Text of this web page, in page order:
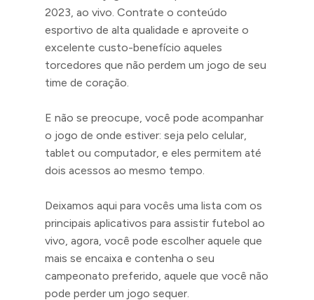
2023, ao vivo. Contrate o conteúdo
esportivo de alta qualidade e aproveite o
excelente custo-benefício aqueles
torcedores que não perdem um jogo de seu
time de coração.
E não se preocupe, você pode acompanhar
o jogo de onde estiver: seja pelo celular,
tablet ou computador, e eles permitem até
dois acessos ao mesmo tempo.
Deixamos aqui para vocês uma lista com os
principais aplicativos para assistir futebol ao
vivo, agora, você pode escolher aquele que
mais se encaixa e contenha o seu
campeonato preferido, aquele que você não
pode perder um jogo sequer.